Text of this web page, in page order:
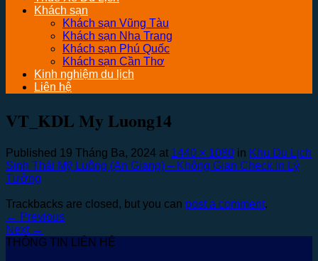
Khách sạn
Khách sạn Vũng Tàu
Khách sạn Nha Trang
Khách sạn Phú Quốc
Khách sạn Cần Thơ
Kinh nghiệm du lịch
Liên hệ
VT_KDL My Luong14
Published 19 Tháng Ba, 2024 at 1440 × 1080 in Khu Du Lịch
Sinh Thái Mỹ Luông (An Giang) – Không Gian Check in Lý
Tưởng
Trackbacks are closed, but you can post a comment.
← Previous
Next →
THÔNG TIN LIÊN HỆ